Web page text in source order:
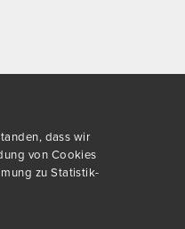
dass wir
von Cookies
zu Statistik-